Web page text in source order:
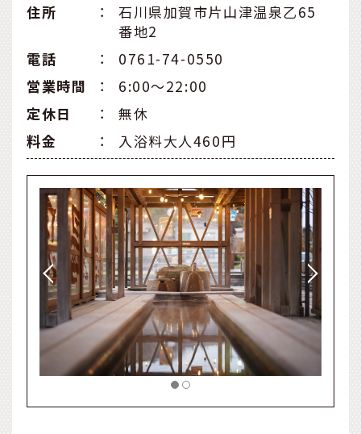
住所
：
石川県加賀市片山津温泉乙65
番地2
電話
：
0761-74-0550
営業時間
：
6:00～22:00
定休⽇
：
無休
料金
： 入浴料大人460円